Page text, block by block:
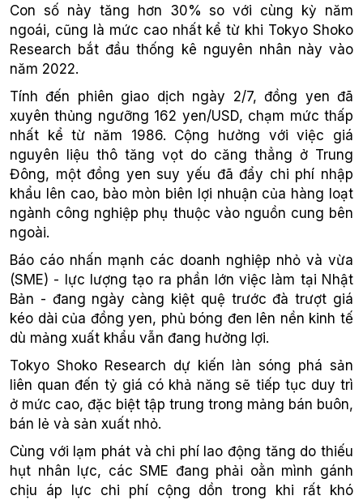
Con số này tăng hơn 30% so với cùng kỳ năm
ngoái, cũng là mức cao nhất kể từ khi Tokyo Shoko
Research bắt đầu thống kê nguyên nhân này vào
năm 2022.
Tính đến phiên giao dịch ngày 2/7, đồng yen đã
xuyên thủng ngưỡng 162 yen/USD, chạm mức thấp
nhất kể từ năm 1986. Cộng hưởng với việc giá
nguyên liệu thô tăng vọt do căng thẳng ở Trung
Đông, một đồng yen suy yếu đã đẩy chi phí nhập
khẩu lên cao, bào mòn biên lợi nhuận của hàng loạt
ngành công nghiệp phụ thuộc vào nguồn cung bên
ngoài.
Báo cáo nhấn mạnh các doanh nghiệp nhỏ và vừa
(SME) - lực lượng tạo ra phần lớn việc làm tại Nhật
Bản - đang ngày càng kiệt quệ trước đà trượt giá
kéo dài của đồng yen, phủ bóng đen lên nền kinh tế
dù mảng xuất khẩu vẫn đang hưởng lợi.
Tokyo Shoko Research dự kiến làn sóng phá sản
liên quan đến tỷ giá có khả năng sẽ tiếp tục duy trì
ở mức cao, đặc biệt tập trung trong mảng bán buôn,
bán lẻ và sản xuất nhỏ.
Cùng với lạm phát và chi phí lao động tăng do thiếu
hụt nhân lực, các SME đang phải oằn mình gánh
chịu áp lực chi phí cộng dồn trong khi rất khó